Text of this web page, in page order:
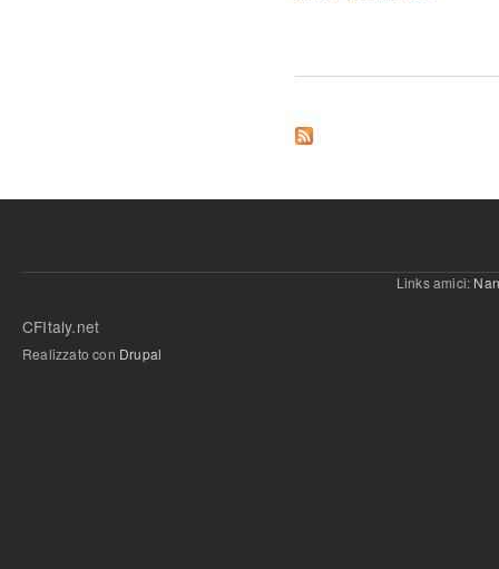
Links amici:
CFItaly.net
Realizzato con Drupal